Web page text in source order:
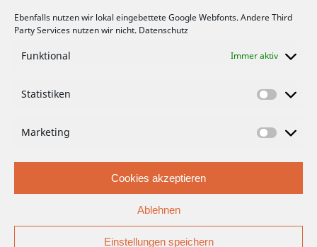
Ebenfalls nutzen wir lokal eingebettete Google Webfonts. Andere Third
Party Services nutzen wir nicht. Datenschutz
Funktional Immer aktiv
Statistiken
Marketing
Cookies akzeptieren
Ablehnen
Einstellungen speichern
Cookies zu akzeptieren und die Inhalte zu